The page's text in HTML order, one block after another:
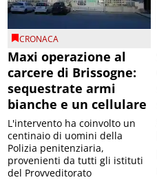
CRONACA
Maxi operazione al
carcere di Brissogne:
sequestrate armi
bianche e un cellulare
L'intervento ha coinvolto un
centinaio di uomini della
Polizia penitenziaria,
provenienti da tutti gli istituti
del Provveditorato